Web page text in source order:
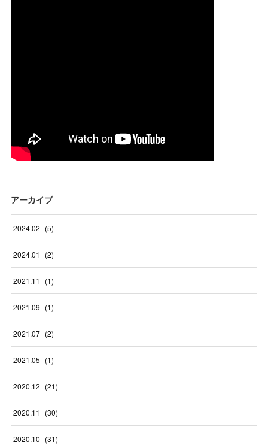
アーカイブ
2024.02 (5)
2024.01 (2)
2021.11 (1)
2021.09 (1)
2021.07 (2)
2021.05 (1)
2020.12 (21)
2020.11 (30)
2020.10 (31)